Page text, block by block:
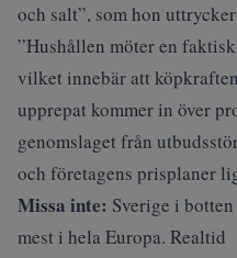
och salt”, som hon
”Hushållen möter en
vilket innebär att
upprepat kommer in över
genomslaget från
och företagens prisplaner
Missa inte: Sverige i
mest i hela Europa. Realtid